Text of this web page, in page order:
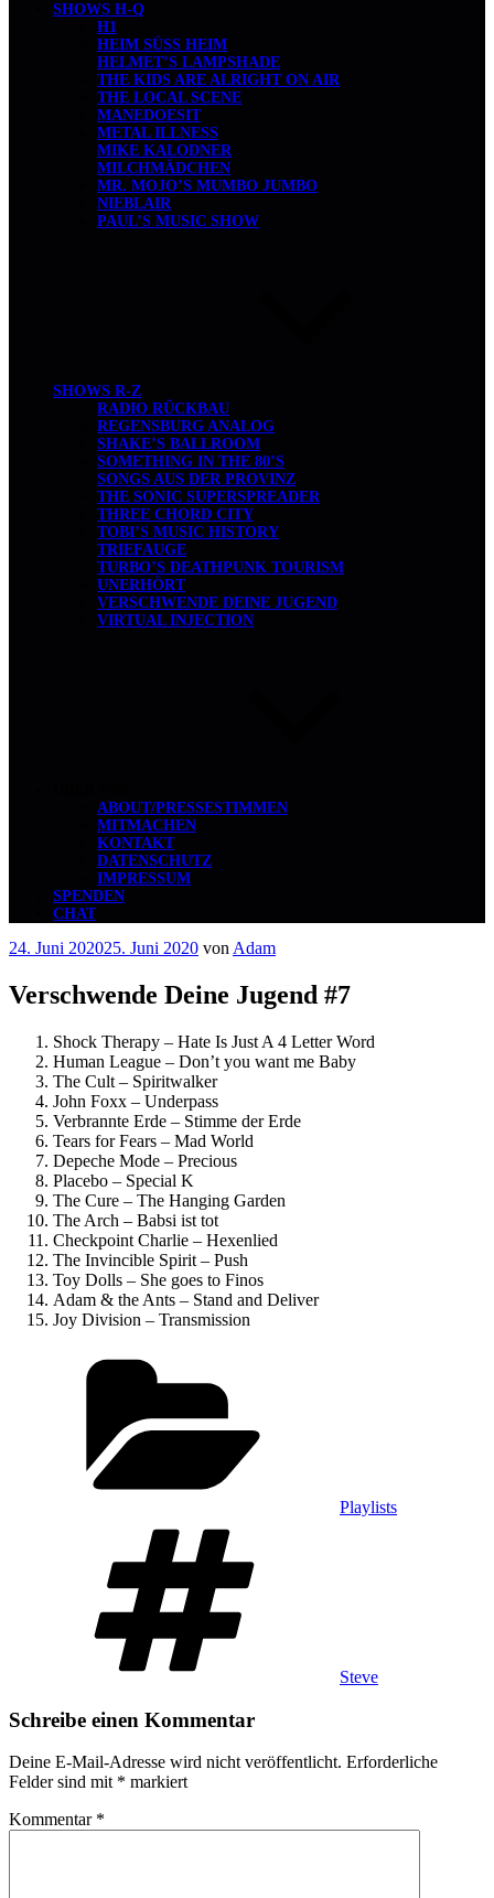
SHOWS H-Q
H1
HEIM SÜSS HEIM
HELMET’S LAMPSHADE
THE KIDS ARE ALRIGHT ON AIR
THE LOCAL SCENE
MANEDOESIT
METAL ILLNESS
MIKE KALODNER
MILCHMÄDCHEN
MR. MOJO’S MUMBO JUMBO
NIEBLAIR
PAUL’S MUSIC SHOW
SHOWS R-Z
RADIO RÜCKBAU
REGENSBURG ANALOG
SHAKE’S BALLROOM
SOMETHING IN THE 80’S
SONGS AUS DER PROVINZ
THE SONIC SUPERSPREADER
THREE CHORD CITY
TOBI’S MUSIC HISTORY
TRIEFAUGE
TURBO’S DEATHPUNK TOURISM
UNERHÖRT
VERSCHWENDE DEINE JUGEND
VIRTUAL INJECTION
ABOUT/PRESSESTIMMEN
MITMACHEN
KONTAKT
DATENSCHUTZ
IMPRESSUM
SPENDEN
CHAT
Veröffentlicht
24. Juni 202025. Juni 2020 von Adam
Verschwende Deine Jugend #7
Shock Therapy – Hate Is Just A 4 Letter Word
Human League – Don’t you want me Baby
The Cult – Spiritwalker
John Foxx – Underpass
Verbrannte Erde – Stimme der Erde
Tears for Fears – Mad World
Depeche Mode – Precious
Placebo – Special K
The Cure – The Hanging Garden
The Arch – Babsi ist tot
Checkpoint Charlie – Hexenlied
The Invincible Spirit – Push
Toy Dolls – She goes to Finos
Adam & the Ants – Stand and Deliver
Joy Division – Transmission
Playlists
Steve
Schreibe einen Kommentar
Deine E-Mail-Adresse wird nicht veröffentlicht. Erforderliche
Felder sind mit * markiert
Kommentar *